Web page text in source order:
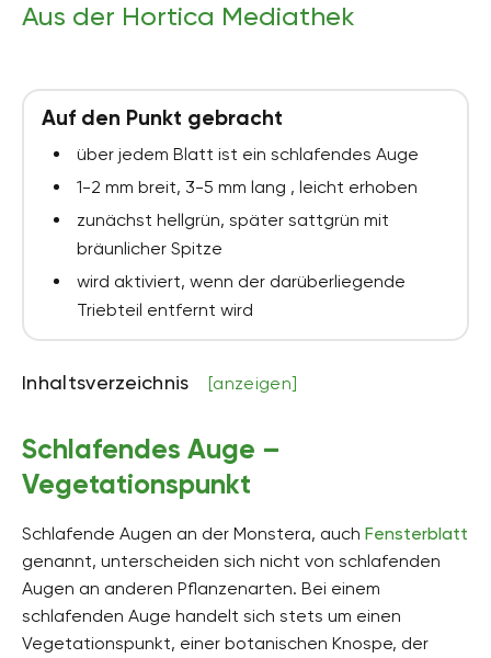
Aus der Hortica Mediathek
Auf den Punkt gebracht
über jedem Blatt ist ein schlafendes Auge
1-2 mm breit, 3-5 mm lang , leicht erhoben
zunächst hellgrün, später sattgrün mit
bräunlicher Spitze
wird aktiviert, wenn der darüberliegende
Triebteil entfernt wird
Inhaltsverzeichnis [anzeigen]
Schlafendes Auge –
Vegetationspunkt
Schlafende Augen an der Monstera, auch Fensterblatt
genannt, unterscheiden sich nicht von schlafenden
Augen an anderen Pflanzenarten. Bei einem
schlafenden Auge handelt sich stets um einen
Vegetationspunkt, einer botanischen Knospe, der